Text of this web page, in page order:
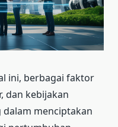
ini, berbagai faktor
dan kebijakan
menciptakan